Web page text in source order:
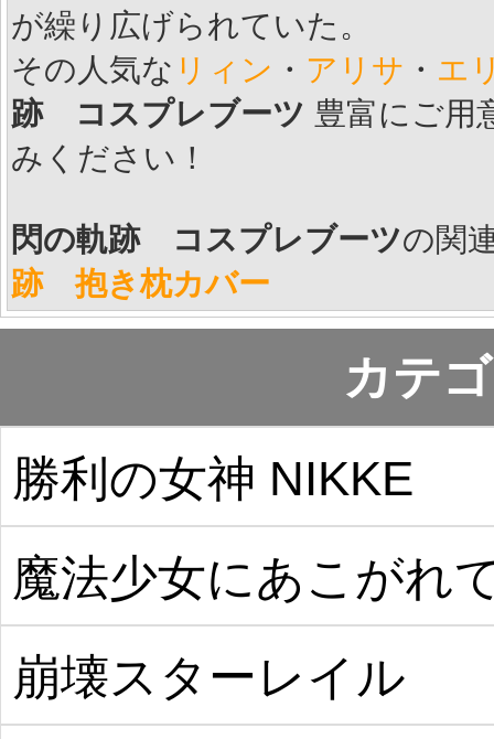
が繰り広げられていた。
その人気な リィン ・ アリサ ・ エ
跡 コスプレブーツ 豊富にご用
みください！
閃の軌跡 コスプレブーツの関
跡 抱き枕カバー
カテ
勝利の女神 NIKKE
魔法少女にあこがれ
崩壊スターレイル